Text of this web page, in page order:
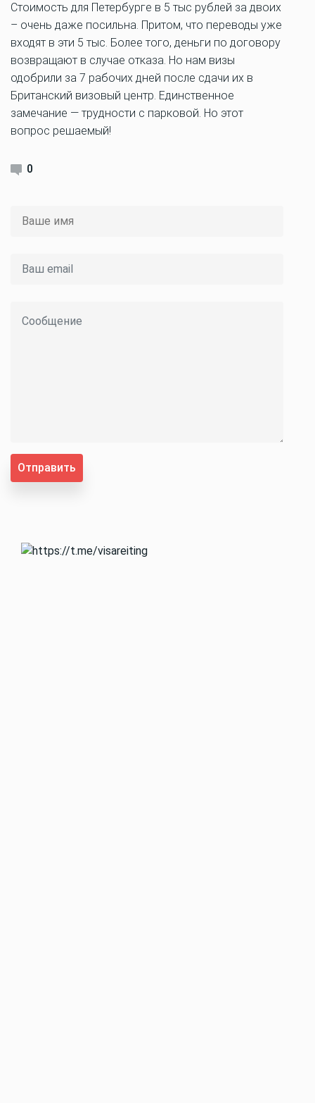
Стоимость для Петербурге в 5 тыс рублей за двоих
– очень даже посильна. Притом, что переводы уже
входят в эти 5 тыс. Более того, деньги по договору
возвращают в случае отказа. Но нам визы
одобрили за 7 рабочих дней после сдачи их в
Британский визовый центр. Единственное
замечание — трудности с парковой. Но этот
вопрос решаемый!
0
Отправить